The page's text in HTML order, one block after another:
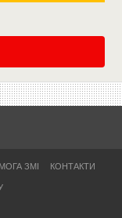
ЗМІ КОНТАКТИ